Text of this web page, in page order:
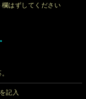
はずしてください
記入